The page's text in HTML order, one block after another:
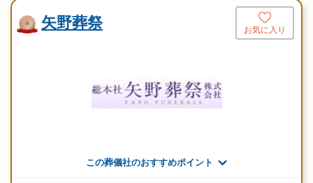
矢野葬祭 お気に入り
この葬儀社のおすすめポイント